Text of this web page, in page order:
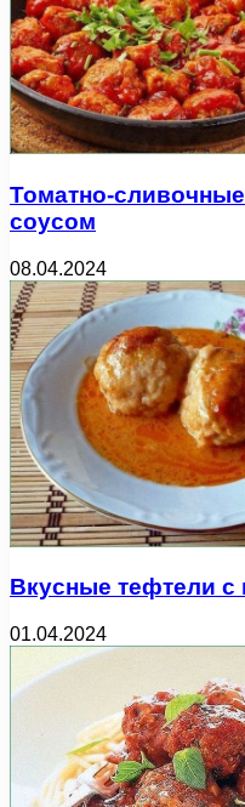
Томатно-
соусом
08.04.2024
Вкусные тефтели с
01.04.2024